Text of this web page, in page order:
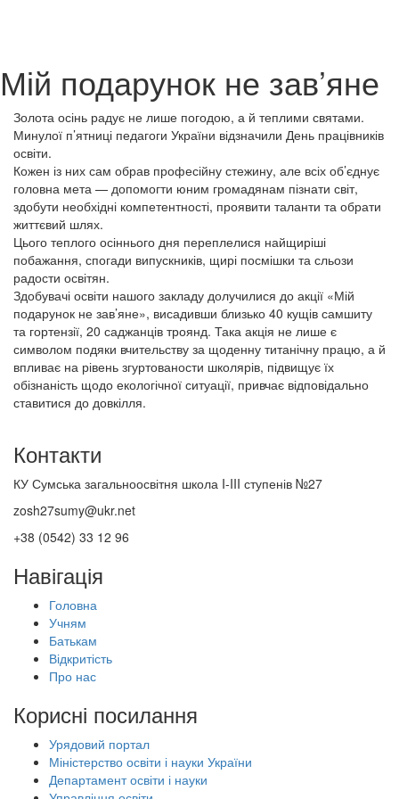
Мій подарунок не зав’яне
Золота осінь радує не лише погодою, а й теплими святами.
Минулої п’ятниці педагоги України відзначили День працівників
освіти.
Кожен із них сам обрав професійну стежину, але всіх об’єднує
головна мета — допомогти юним громадянам пізнати світ,
здобути необхідні компетентності, проявити таланти та обрати
життєвий шлях.
Цього теплого осіннього дня переплелися найщиріші
побажання, спогади випускників, щирі посмішки та сльози
радости освітян.
Здобувачі освіти нашого закладу долучилися до акції «Мій
подарунок не зав’яне», висадивши близько 40 кущів самшиту
та гортензії, 20 саджанців троянд. Така акція не лише є
символом подяки вчительству за щоденну титанічну працю, а й
впливає на рівень згуртованости школярів, підвищує їх
обізнаність щодо екологічної ситуації, привчає відповідально
ставитися до довкілля.
Контакти
КУ Сумська загальноосвітня школа I-III ступенів №27
zosh27sumy@ukr.net
+38 (0542) 33 12 96
Навігація
Головна
Учням
Батькам
Відкритість
Про нас
Корисні посилання
Урядовий портал
Міністерство освіти і науки України
Департамент освіти і науки